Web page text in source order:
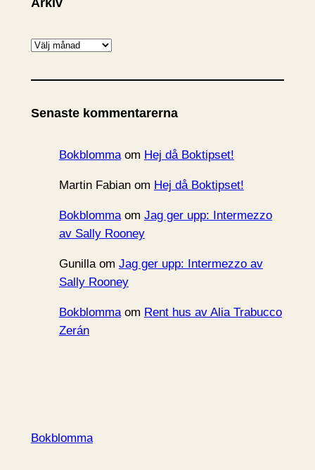
Arkiv
A
k
v
Senaste kommentarerna
Bokblommaom Hej då Boktipset!
Martin Fabianom Hej då Boktipset!
Bokblommaom Jag ger upp: Intermezzo
av Sally Rooney
Gunillaom Jag ger upp: Intermezzo av
Sally Rooney
Bokblommaom Rent hus av Alia Trabucco
Zerán
Bokblomma